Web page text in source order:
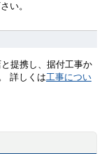
い。
提携し、据付工事か
詳しくは工事につい